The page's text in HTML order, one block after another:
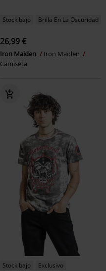
Stock bajo Brilla En La Oscuridad
26,99 €
Iron Maiden
Iron Maiden
Camiseta
Stock bajo
Exclusivo